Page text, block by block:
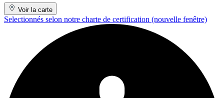
Voir la carte
Selectionnés selon notre charte de certification (nouvelle fenêtre)